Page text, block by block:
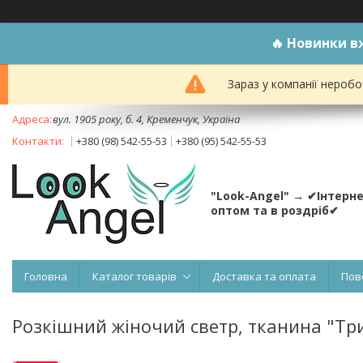
🔥 Новинки
Зараз у компанії
вул. 1905 року, б. 4, Кременчук, Україна
+380 (98) 542-55-53
+380 (95) 542-55-53
"Look-Angel" →
оптом та в роздріб✔
Головна Каталог товарів Доставка та оплата
Розкішний жіночий светр, тканина